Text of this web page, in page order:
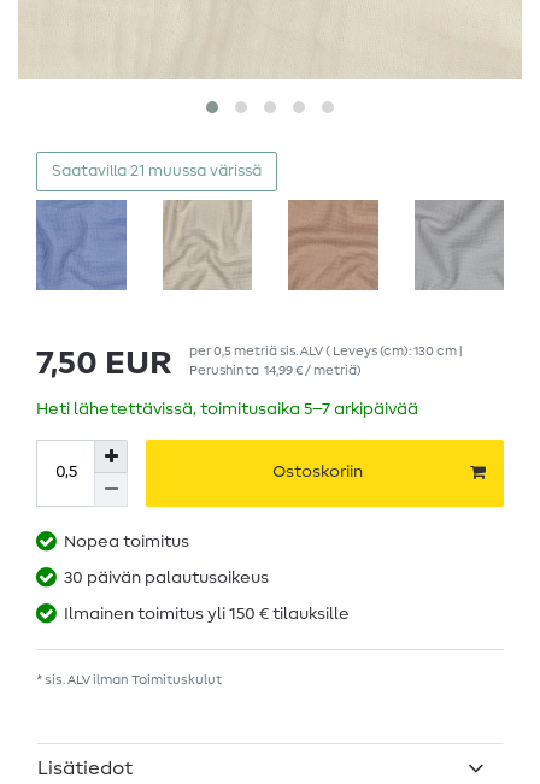
Saatavilla 21 muussa värissä
7,50 EUR per0,5 metriäsis. ALV( Leveys (cm): 130 cm |
Perushinta 14,99 € / metriä)
Heti lähetettävissä, toimitusaika 5–7 arkipäivää
Ostoskoriin
Nopea toimitus
30 päivän palautusoikeus
Ilmainen toimitus yli 150 € tilauksille
* sis. ALV ilman Toimituskulut
Lisätiedot